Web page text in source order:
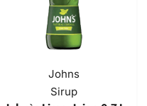
Johns
Sirup